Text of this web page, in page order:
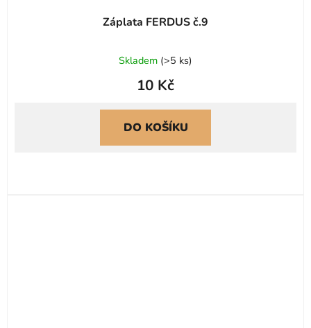
Záplata FERDUS č.9
Skladem (>5 ks)
10 Kč
DO KOŠÍKU